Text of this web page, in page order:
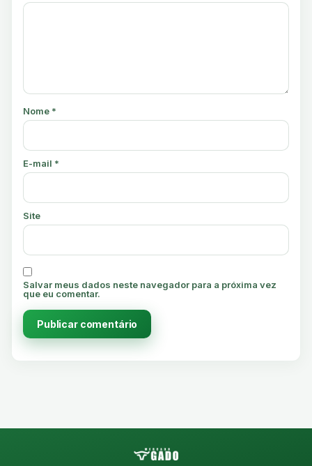
Nome *
E-mail *
Site
Salvar meus dados neste navegador para a próxima vez
que eu comentar.